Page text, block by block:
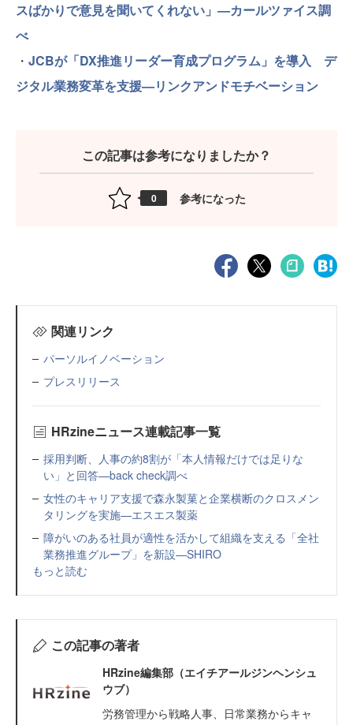
スばかりで意見を聞いてくれない」—カールツァイス調
べ
・ JCBが「DX推進リーダー育成プログラム」を導入 デ
ジタル業務変革を支援—リンクアンドモチベーション
この記事は参考になりましたか？
0 参考になった
関連リンク
パーソルイノベーション
プレスリリース
HRzineニュース連載記事一覧
採用判断、人事の約8割が「本人情報だけでは足りな
い」と回答—back check調べ
女性のキャリア支援で森永製菓と企業横断のクロスメン
タリングを実施—エスエス製薬
障がいのある社員が適性を活かして組織を支える「全社
業務推進グループ」を新設—SHIRO
もっと読む
この記事の著者
HRzine編集部（エイチアールジンヘンシュ
ウブ）
労務管理から戦略人事、日常業務からキャ